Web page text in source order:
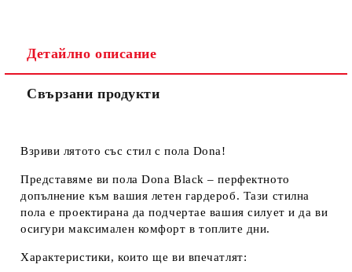
Детайлно описание
Свързани продукти
Взриви лятото със стил с пола Dona!
Представяме ви пола Dona Black – перфектното
допълнение към вашия летен гардероб. Тази стилна
пола е проектирана да подчертае вашия силует и да ви
осигури максимален комфорт в топлите дни.
Характеристики, които ще ви впечатлят: